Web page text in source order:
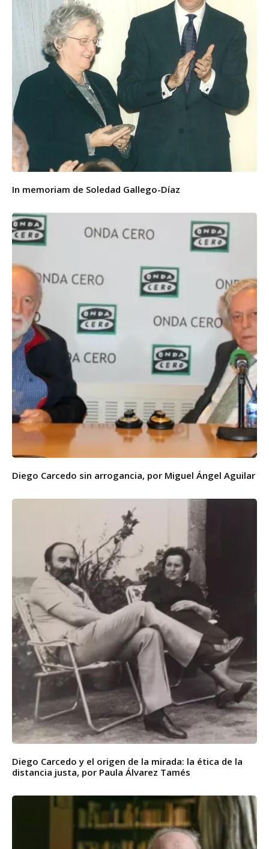
In memoriam de Soledad Gallego-Díaz
Diego Carcedo sin arrogancia, por Miguel Ángel Aguilar
Diego Carcedo y el origen de la mirada: la ética de la
distancia justa, por Paula Álvarez Tamés